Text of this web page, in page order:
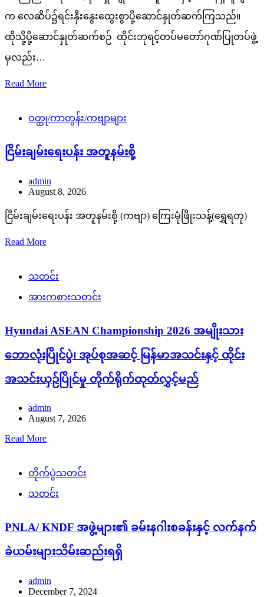
က လေဆိပ်၌ရင်းနှီးနွေးထွေးစွာပို့ဆောင်နှုတ်ဆက်ကြသည်။
ထိုသို့ပို့ဆောင်နှုတ်ဆက်စဉ် ထိုင်းဘုရင့်တပ်မတော်ဂုဏ်ပြုတပ်ဖွဲ့
မှလည်း…
Read More
ဝတ္ထု/ကာတွန်း/ကဗျာများ
ငြိမ်းချမ်းရေးပန်း အတူနမ်းစို့
admin
August 8, 2026
ငြိမ်းချမ်းရေးပန်း အတူနမ်းစို့ (ကဗျာ) ကြေးမုံဖြိုးသန့်(ရွှေရတု)
Read More
သတင်း
အားကစားသတင်း
Hyundai ASEAN Championship 2026 အမျိုးသား
ဘောလုံးပြိုင်ပွဲ၊ အုပ်စုအဆင့် မြန်မာအသင်းနှင့် ထိုင်း
အသင်းယှဉ်ပြိုင်မှု တိုက်ရိုက်ထုတ်လွှင့်မည်
admin
August 7, 2026
Read More
တိုက်ပွဲသတင်း
သတင်း
PNLA/ KNDF အဖွဲ့များ၏ ခမ်းနဂါးစခန်းနှင့် လက်နက်
ခဲယမ်းများသိမ်းဆည်းရရှိ
admin
December 7, 2024